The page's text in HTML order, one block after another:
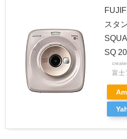
スタ
SQ
富士